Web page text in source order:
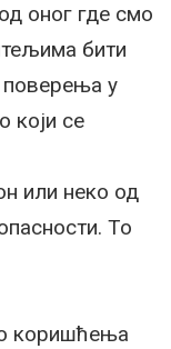
оног где смо
бити
у
који се
или неко од
То
коришћења